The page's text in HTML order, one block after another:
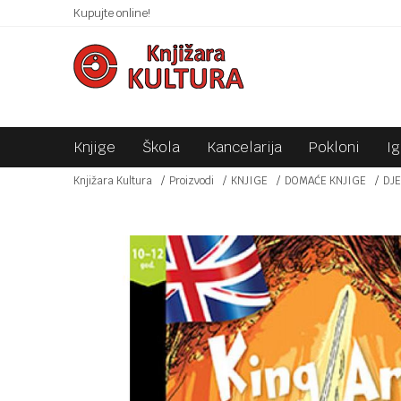
Kupujte online!SIGURNO PLAĆANJE PLATNIM KARTICAMA!
Knjige Škola Kancelarija Pokloni
Knjižara Kultura Proizvodi KNJIGE DOMAĆE KNJIGE